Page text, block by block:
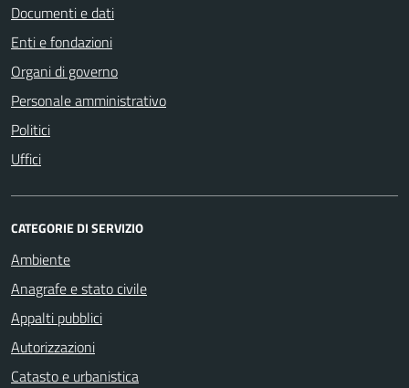
Documenti e dati
Enti e fondazioni
Organi di governo
Personale amministrativo
Politici
Uffici
CATEGORIE DI SERVIZIO
Ambiente
Anagrafe e stato civile
Appalti pubblici
Autorizzazioni
Catasto e urbanistica